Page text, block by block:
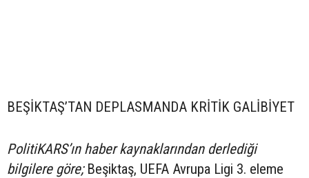
BEŞİKTAŞ’TAN DEPLASMANDA KRİTİK GALİBİYET
PolitiKARS’ın haber kaynaklarından derlediği
bilgilere göre;Beşiktaş, UEFA Avrupa Ligi 3. eleme